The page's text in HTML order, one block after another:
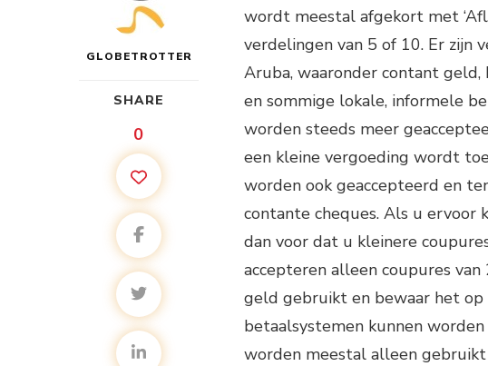
GLOBETROTTER
SHARE
0
wordt meestal afgekort met
verdelingen van 5 of 10. Er zijn
Aruba, waaronder contant geld,
en sommige lokale, informele
worden steeds meer
een kleine vergoeding wordt
worden ook geaccepteerd en
contante cheques. Als u
dan voor dat u kleinere
accepteren alleen coupures
geld gebruikt en bewaar het
betaalsystemen kunnen
worden meestal alleen